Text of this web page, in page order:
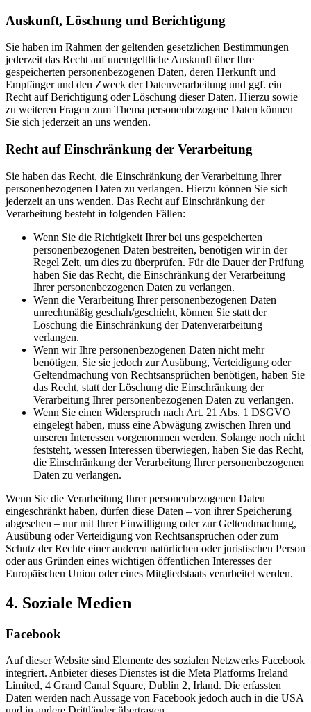
Auskunft, Löschung und Berichtigung
Sie haben im Rahmen der geltenden gesetzlichen Bestimmungen
jederzeit das Recht auf unentgeltliche Auskunft über Ihre
gespeicherten personenbezogenen Daten, deren Herkunft und
Empfänger und den Zweck der Datenverarbeitung und ggf. ein
Recht auf Berichtigung oder Löschung dieser Daten. Hierzu sowie
zu weiteren Fragen zum Thema personenbezogene Daten können
Sie sich jederzeit an uns wenden.
Recht auf Einschränkung der Verarbeitung
Sie haben das Recht, die Einschränkung der Verarbeitung Ihrer
personenbezogenen Daten zu verlangen. Hierzu können Sie sich
jederzeit an uns wenden. Das Recht auf Einschränkung der
Verarbeitung besteht in folgenden Fällen:
Wenn Sie die Richtigkeit Ihrer bei uns gespeicherten
personenbezogenen Daten bestreiten, benötigen wir in der
Regel Zeit, um dies zu überprüfen. Für die Dauer der Prüfung
haben Sie das Recht, die Einschränkung der Verarbeitung
Ihrer personenbezogenen Daten zu verlangen.
Wenn die Verarbeitung Ihrer personenbezogenen Daten
unrechtmäßig geschah/geschieht, können Sie statt der
Löschung die Einschränkung der Datenverarbeitung
verlangen.
Wenn wir Ihre personenbezogenen Daten nicht mehr
benötigen, Sie sie jedoch zur Ausübung, Verteidigung oder
Geltendmachung von Rechtsansprüchen benötigen, haben Sie
das Recht, statt der Löschung die Einschränkung der
Verarbeitung Ihrer personenbezogenen Daten zu verlangen.
Wenn Sie einen Widerspruch nach Art. 21 Abs. 1 DSGVO
eingelegt haben, muss eine Abwägung zwischen Ihren und
unseren Interessen vorgenommen werden. Solange noch nicht
feststeht, wessen Interessen überwiegen, haben Sie das Recht,
die Einschränkung der Verarbeitung Ihrer personenbezogenen
Daten zu verlangen.
Wenn Sie die Verarbeitung Ihrer personenbezogenen Daten
eingeschränkt haben, dürfen diese Daten – von ihrer Speicherung
abgesehen – nur mit Ihrer Einwilligung oder zur Geltendmachung,
Ausübung oder Verteidigung von Rechtsansprüchen oder zum
Schutz der Rechte einer anderen natürlichen oder juristischen Person
oder aus Gründen eines wichtigen öffentlichen Interesses der
Europäischen Union oder eines Mitgliedstaats verarbeitet werden.
4. Soziale Medien
Facebook
Auf dieser Website sind Elemente des sozialen Netzwerks Facebook
integriert. Anbieter dieses Dienstes ist die Meta Platforms Ireland
Limited, 4 Grand Canal Square, Dublin 2, Irland. Die erfassten
Daten werden nach Aussage von Facebook jedoch auch in die USA